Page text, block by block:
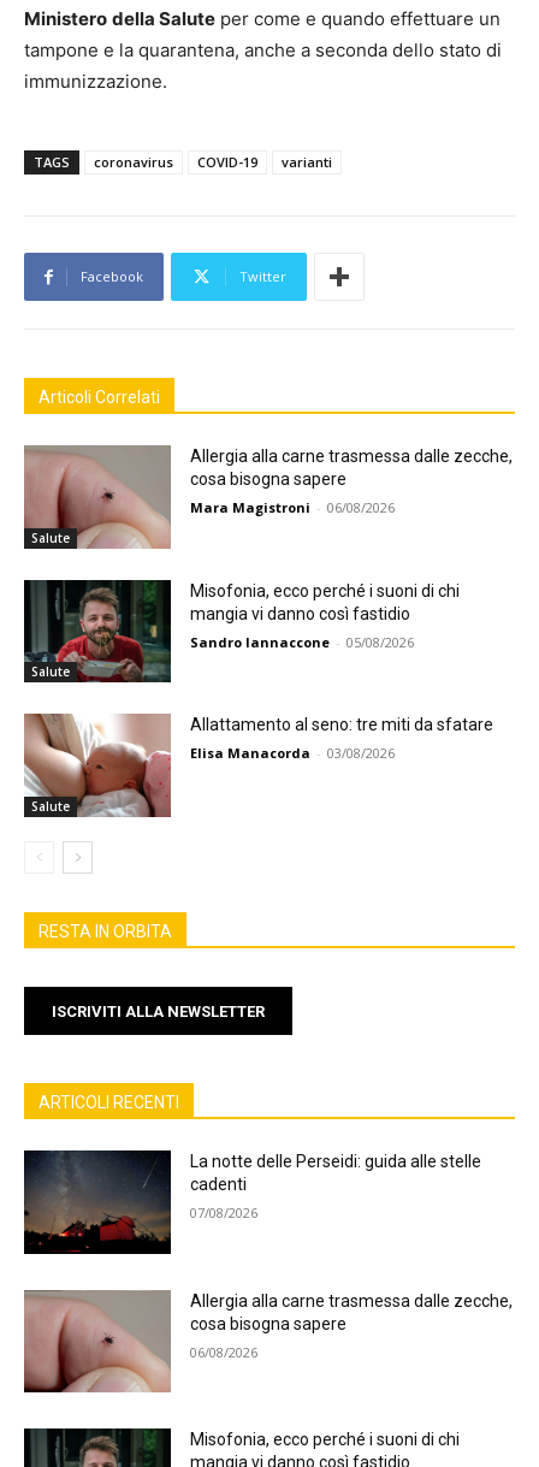
Ministero della Salute per come e quando effettuare un
tampone e la quarantena, anche a seconda dello stato di
immunizzazione.
TAGS coronavirus COVID-19 varianti
Facebook Twitter
Articoli Correlati
Salute
Allergia alla carne trasmessa dalle zecche,
cosa bisogna sapere
Mara Magistroni - 06/08/2026
Salute
Misofonia, ecco perché i suoni di chi
mangia vi danno così fastidio
Sandro Iannaccone - 05/08/2026
Salute
Allattamento al seno: tre miti da sfatare
Elisa Manacorda - 03/08/2026
RESTA IN ORBITA
ISCRIVITI ALLA NEWSLETTER
ARTICOLI RECENTI
La notte delle Perseidi: guida alle stelle
cadenti
07/08/2026
Allergia alla carne trasmessa dalle zecche,
cosa bisogna sapere
06/08/2026
Misofonia, ecco perché i suoni di chi
mangia vi danno così fastidio